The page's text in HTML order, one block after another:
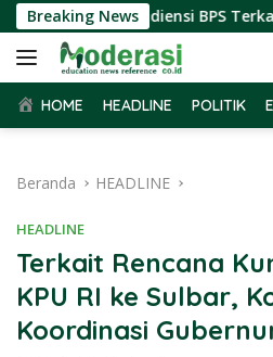
Langsung
ke
konten
Breaking News
Terima Audiensi BPS Terkait
HOME HEADLINE POLITIK
Beranda HEADLINE
HEADLINE
Terkait Rencana
KPU RI ke Sulbar,
Koordinasi